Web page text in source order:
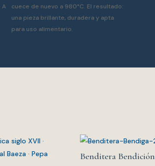
A
cuece de nuevo a 980°C. El resultado:
una pieza brillante, duradera y apta
para uso alimentario.
Benditera Bendición